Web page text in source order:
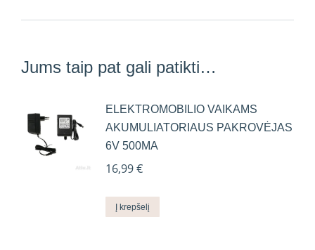
Jums taip pat gali patikti…
ELEKTROMOBILIO VAIKAMS
AKUMULIATORIAUS PAKROVĖJAS
6V 500MA
16,99€
Į krepšelį